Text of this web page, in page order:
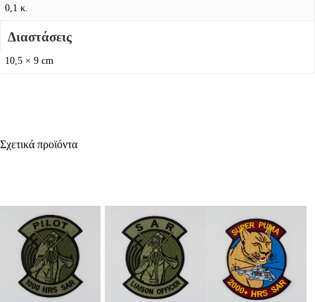
0,1 κ.
Διαστάσεις
10,5 × 9 cm
Σχετικά προϊόντα